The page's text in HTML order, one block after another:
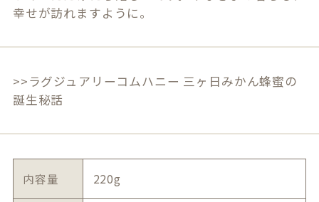
幸せが訪れますように。
>>ラグジュアリーコムハニー 三ヶ日みかん蜂蜜の
誕生秘話
内容量 220g